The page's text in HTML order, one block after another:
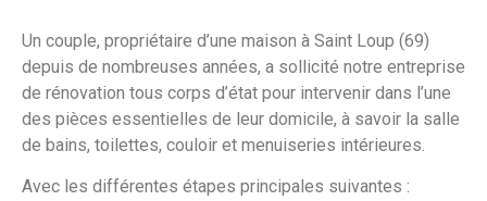
Un couple, propriétaire d’une maison à Saint Loup (69)
depuis de nombreuses années, a sollicité notre entreprise
de rénovation tous corps d’état pour intervenir dans l’une
des pièces essentielles de leur domicile, à savoir la salle
de bains, toilettes, couloir et menuiseries intérieures.
Avec les différentes étapes principales suivantes :